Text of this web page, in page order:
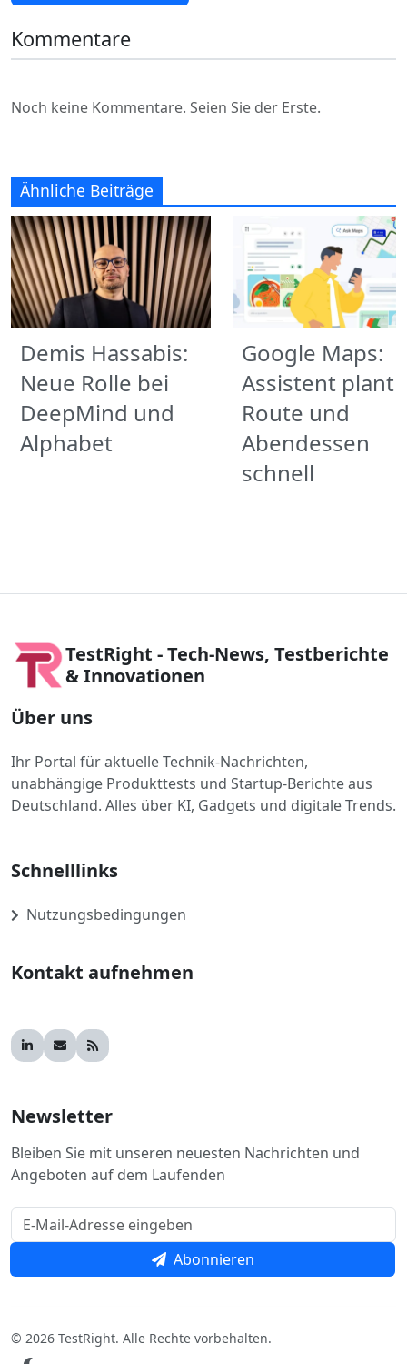
Kommentare
Noch keine Kommentare. Seien Sie der Erste.
Ähnliche Beiträge
Demis Hassabis:
Neue Rolle bei
DeepMind und
Alphabet
Google Maps:
Assistent plant
Route und
Abendessen
schnell
TestRight - Tech-News, Testberichte
& Innovationen
Über uns
Ihr Portal für aktuelle Technik-Nachrichten,
unabhängige Produkttests und Startup-Berichte aus
Deutschland. Alles über KI, Gadgets und digitale Trends.
Schnelllinks
Nutzungsbedingungen
Kontakt aufnehmen
Newsletter
Bleiben Sie mit unseren neuesten Nachrichten und
Angeboten auf dem Laufenden
Abonnieren
© 2026 TestRight. Alle Rechte vorbehalten.